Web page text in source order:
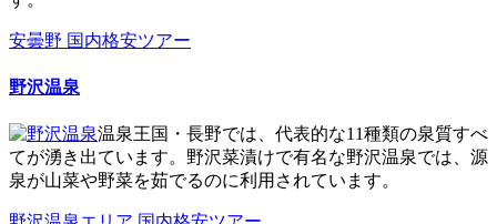
安曇野 国内格安ツアー
野沢温泉
温泉王国・長野では、代表的な11種類の泉質すべ
てが湧き出ています。野沢菜漬けで有名な野沢温泉では、源
泉が山菜や野菜を茹でるのに利用されています。